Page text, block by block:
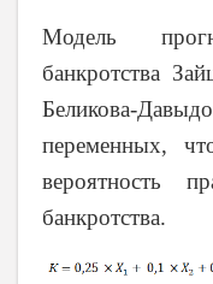
Модель
банкротства
Беликова-
переменных,
вероятность
банкротства.